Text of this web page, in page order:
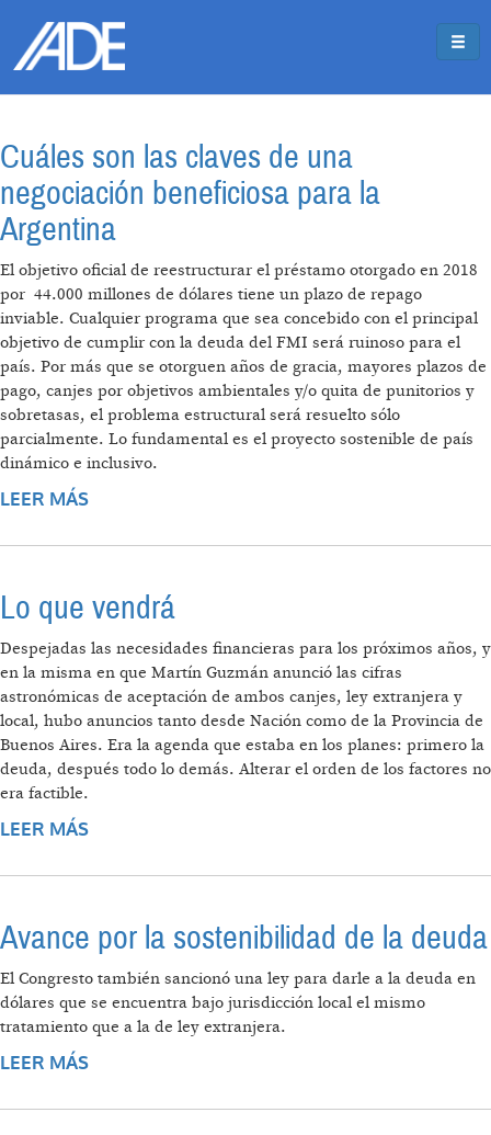
Cuáles son las claves de una
negociación beneficiosa para la
Argentina
El objetivo oficial de reestructurar el préstamo otorgado en 2018
por 44.000 millones de dólares tiene un plazo de repago
inviable. Cualquier programa que sea concebido con el principal
objetivo de cumplir con la deuda del FMI será ruinoso para el
país. Por más que se otorguen años de gracia, mayores plazos de
pago, canjes por objetivos ambientales y/o quita de punitorios y
sobretasas, el problema estructural será resuelto sólo
parcialmente. Lo fundamental es el proyecto sostenible de país
dinámico e inclusivo.
LEER MÁS
ARGENTINA
Lo que vendrá
Despejadas las necesidades financieras para los próximos años, y
en la misma en que Martín Guzmán anunció las cifras
astronómicas de aceptación de ambos canjes, ley extranjera y
local, hubo anuncios tanto desde Nación como de la Provincia de
Buenos Aires. Era la agenda que estaba en los planes: primero la
deuda, después todo lo demás. Alterar el orden de los factores no
era factible.
LEER MÁS
Avance por la sostenibilidad de la deuda
El Congresto también sancionó una ley para darle a la deuda en
dólares que se encuentra bajo jurisdicción local el mismo
tratamiento que a la de ley extranjera.
LEER MÁS